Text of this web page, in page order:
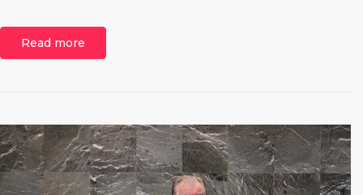
Read more